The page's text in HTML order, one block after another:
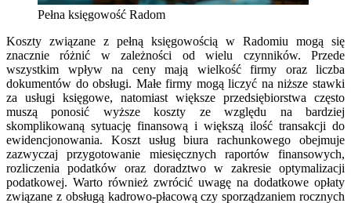
Pełna księgowość Radom
Koszty związane z pełną księgowością w Radomiu mogą się
znacznie różnić w zależności od wielu czynników. Przede
wszystkim wpływ na ceny mają wielkość firmy oraz liczba
dokumentów do obsługi. Małe firmy mogą liczyć na niższe stawki
za usługi księgowe, natomiast większe przedsiębiorstwa często
muszą ponosić wyższe koszty ze względu na bardziej
skomplikowaną sytuację finansową i większą ilość transakcji do
ewidencjonowania. Koszt usług biura rachunkowego obejmuje
zazwyczaj przygotowanie miesięcznych raportów finansowych,
rozliczenia podatków oraz doradztwo w zakresie optymalizacji
podatkowej. Warto również zwrócić uwagę na dodatkowe opłaty
związane z obsługą kadrowo-płacową czy sporządzaniem rocznych